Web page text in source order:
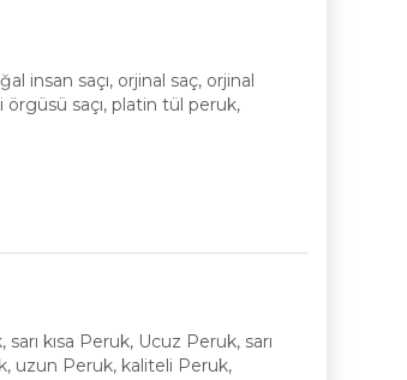
insan saçı, orjinal saç, orjinal
saçı, platin tül peruk,
kısa Peruk, Ucuz Peruk, sarı
uzun Peruk, kaliteli Peruk,